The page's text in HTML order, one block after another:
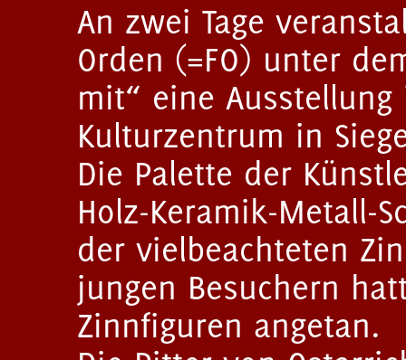
An zwei Tage
Orden (=FO) unter
mit“ eine
Kulturzentrum in
Die Palette der
Holz-Keramik-Metall-
der vielbeachteten
jungen Besuchern
Zinnfiguren angetan.